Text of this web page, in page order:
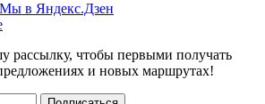
Мы в Яндекс.Дзен
рассылку, чтобы первыми получать
и новых маршрутах!